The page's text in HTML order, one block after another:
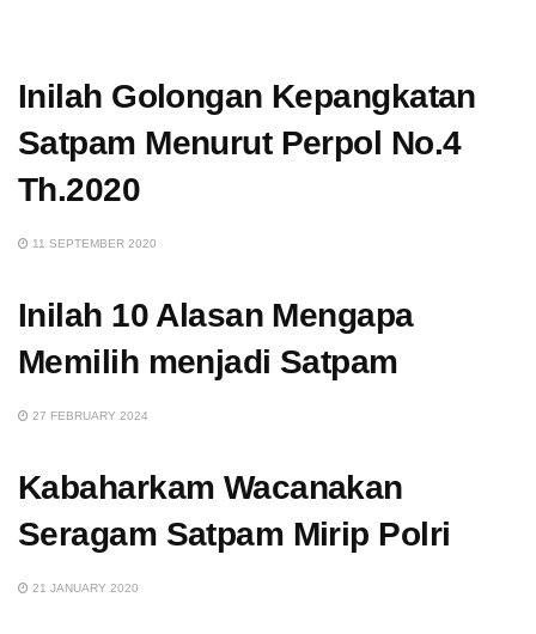
Inilah Golongan Kepangkatan
Satpam Menurut Perpol No.4
Th.2020
11 SEPTEMBER 2020
Inilah 10 Alasan Mengapa
Memilih menjadi Satpam
27 FEBRUARY 2024
Kabaharkam Wacanakan
Seragam Satpam Mirip Polri
21 JANUARY 2020